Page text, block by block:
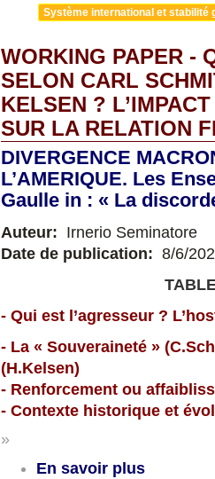
Système international et stabilité
WORKING PAPER -
SELON CARL
KELSEN ?
SUR LA RELATION
DIVERGENCE
L’AMERIQUE. Les
Gaulle in : « La
Auteur: Irnerio Seminatore
Date de publication: 8/6/
- Qui est l’agresseur ?
- La « Souveraineté »
(H.Kelsen)
- Renforcement ou
- Contexte historique et
»
En savoir plus